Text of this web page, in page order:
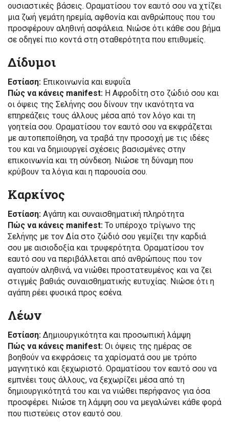
ουσιαστικές βάσεις. Οραματίσου τον εαυτό σου να χτίζει
μια ζωή γεμάτη ηρεμία, αφθονία και ανθρώπους που του
προσφέρουν αληθινή ασφάλεια. Νιώσε ότι κάθε σου βήμα
σε οδηγεί πιο κοντά στη σταθερότητα που επιθυμείς.
Δίδυμοι
Εστίαση: Επικοινωνία και ευφυΐα
Πώς να κάνεις manifest: Η Αφροδίτη στο ζώδιό σου και
οι όψεις της Σελήνης σου δίνουν την ικανότητα να
επηρεάζεις τους άλλους μέσα από τον λόγο και τη
γοητεία σου. Οραματίσου τον εαυτό σου να εκφράζεται
με αυτοπεποίθηση, να τραβά την προσοχή με τις ιδέες
του και να δημιουργεί σχέσεις βασισμένες στην
επικοινωνία και τη σύνδεση. Νιώσε τη δύναμη που
κρύβουν τα λόγια και η παρουσία σου.
Καρκίνος
Εστίαση: Αγάπη και συναισθηματική πληρότητα
Πώς να κάνεις manifest: Το υπέροχο τρίγωνο της
Σελήνης με τον Δία στο ζώδιό σου γεμίζει την καρδιά
σου με αισιοδοξία και τρυφερότητα. Οραματίσου τον
εαυτό σου να περιβάλλεται από ανθρώπους που τον
αγαπούν αληθινά, να νιώθει προστατευμένος και να ζει
στιγμές βαθιάς συναισθηματικής ευτυχίας. Νιώσε ότι η
αγάπη ρέει φυσικά προς εσένα.
Λέων
Εστίαση: Δημιουργικότητα και προσωπική λάμψη
Πώς να κάνεις manifest: Οι όψεις της ημέρας σε
βοηθούν να εκφράσεις τα χαρίσματά σου με τρόπο
μαγνητικό και ξεχωριστό. Οραματίσου τον εαυτό σου να
εμπνέει τους άλλους, να ξεχωρίζει μέσα από τη
δημιουργικότητά του και να νιώθει περήφανος για όσα
προσφέρει. Νιώσε τη λάμψη σου να μεγαλώνει κάθε φορά
που πιστεύεις στον εαυτό σου.